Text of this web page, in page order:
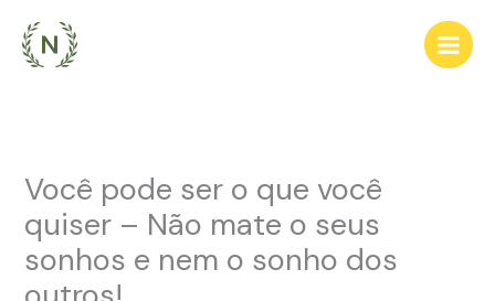
para
Você pode ser o que você
quiser – Não mate o seus
sonhos e nem o sonho dos